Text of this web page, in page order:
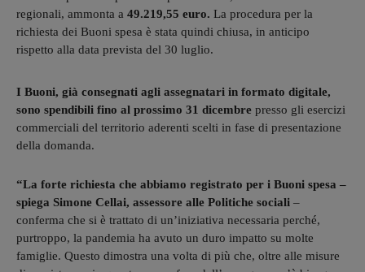
regionali, ammonta a 49.219,55 euro. La procedura per la
richiesta dei Buoni spesa è stata quindi chiusa, in anticipo
rispetto alla data prevista del 30 luglio.
I Buoni, già consegnati agli assegnatari in formato digitale,
sono spendibili fino al prossimo 31 dicembre presso gli esercizi
commerciali del territorio aderenti scelti in fase di presentazione
della domanda.
“La forte richiesta che abbiamo registrato per i Buoni spesa –
spiega Simone Cellai, assessore alle Politiche sociali –
conferma che si è trattato di un’iniziativa necessaria perché,
purtroppo, la pandemia ha avuto un duro impatto su molte
famiglie. Questo dimostra una volta di più che, oltre alle misure